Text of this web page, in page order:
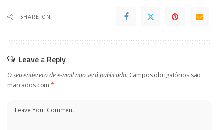
SHARE ON
Leave a Reply
O seu endereço de e-mail não será publicado. Campos obrigatórios são
marcados com *